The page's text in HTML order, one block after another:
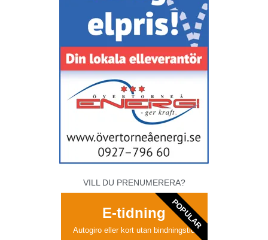
VILL DU PRENUMERERA?
E-tidning
Autogiro eller kort utan bindningstid
POPULAR